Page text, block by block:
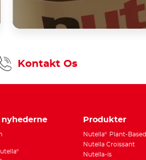
Kontakt Os
®
Produkter
Nutella®
Plant-Based
Nutella Croissant
Nutella-is